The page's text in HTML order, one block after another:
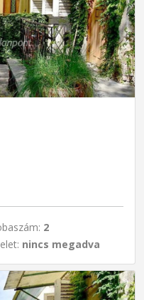
2
nincs megadva